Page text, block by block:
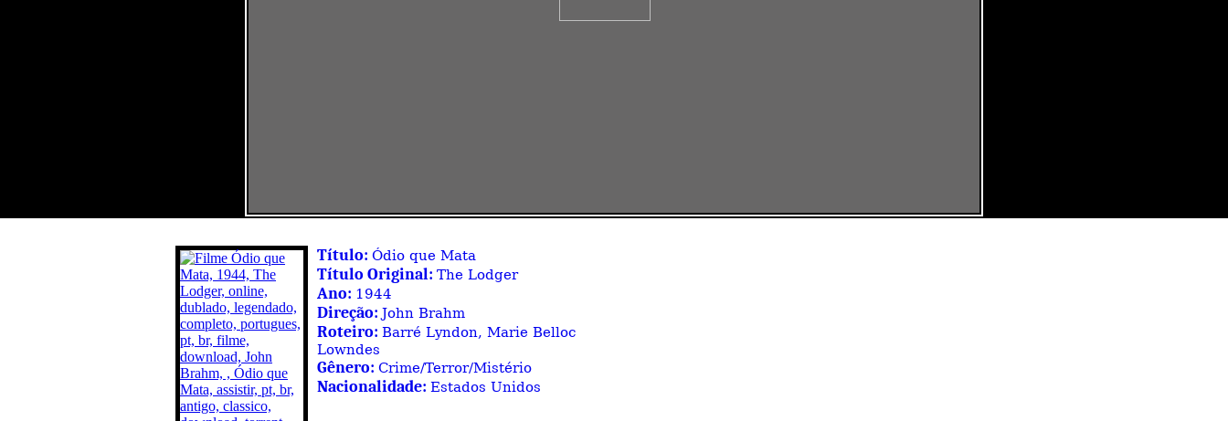
Título: Ódio que Mata
Título Original: The Lodger
Ano: 1944
Direção: John Brahm
Roteiro: Barré Lyndon, Marie Belloc
Lowndes
Gênero: Crime/Terror/Mistério
Nacionalidade: Estados Unidos